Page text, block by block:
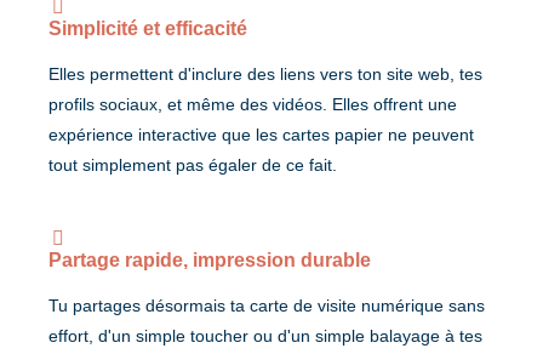
Simplicité et efficacité
Elles permettent d'inclure des liens vers ton site web, tes
profils sociaux, et même des vidéos. Elles offrent une
expérience interactive que les cartes papier ne peuvent
tout simplement pas égaler de ce fait.
Partage rapide, impression durable
Tu partages désormais ta carte de visite numérique sans
effort, d'un simple toucher ou d'un simple balayage à tes